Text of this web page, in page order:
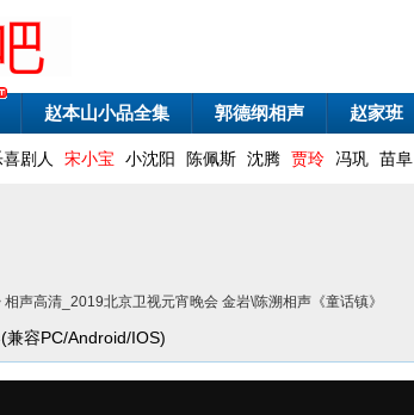
赵本山小品全集 郭德纲相声 赵家班
剧人 宋小宝 小沈阳 陈佩斯 沈腾 贾玲 冯巩 苗阜
相声高清_2019北京卫视元宵晚会 金岩\陈溯相声《童话镇》
兼容PC/Android/IOS)